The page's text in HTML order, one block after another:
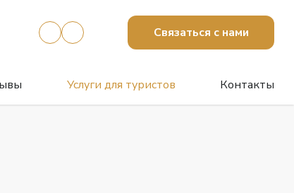
Связаться с нами
Услуги для туристов Контакты